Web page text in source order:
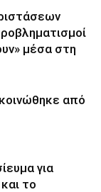
μέσα στη
από
για
το